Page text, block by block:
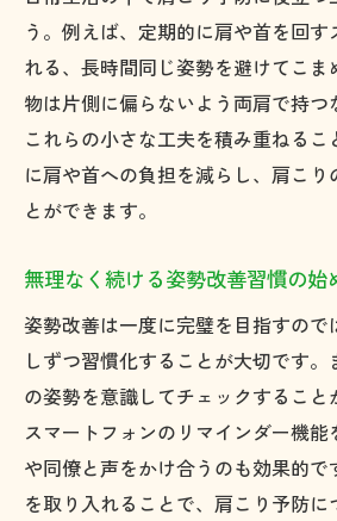
う。例えば、定期的に肩や首を回
れる、長時間同じ姿勢を避けてこ
物は片側に偏らないよう両肩で持つ
これらの小さな工夫を積み重ねる
に肩や首への負担を減らし、肩こり
とができます。
無理なく続ける姿勢改善習慣の始
姿勢改善は一度に完璧を目指すの
しずつ習慣化することが大切です
の姿勢を意識してチェックすること
スマートフォンのリマインダー機
や同僚と声をかけ合うのも効果的
を取り入れることで、肩こり予防